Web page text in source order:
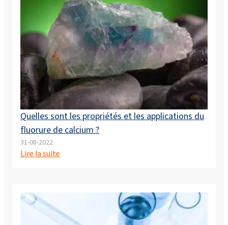
Quelles sont les propriétés et les applications du
fluorure de calcium ?
31-08-2022
Lire la suite